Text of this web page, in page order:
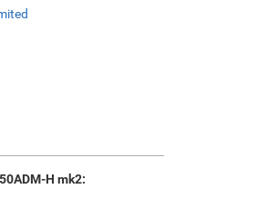
H mk2: